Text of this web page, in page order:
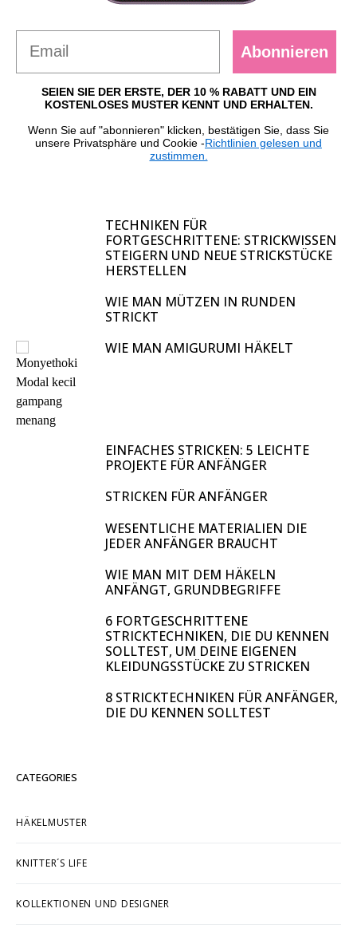
Abonnieren
SEIEN SIE DER ERSTE, DER 10 % RABATT UND EIN
KOSTENLOSES MUSTER KENNT UND ERHALTEN.
Wenn Sie auf "abonnieren" klicken, bestätigen Sie, dass Sie
unsere Privatsphäre und Cookie -Richtlinien gelesen und
zustimmen.
TECHNIKEN FÜR
FORTGESCHRITTENE: STRICKWISSEN
STEIGERN UND NEUE STRICKSTÜCKE
HERSTELLEN
WIE MAN MÜTZEN IN RUNDEN
STRICKT
WIE MAN AMIGURUMI HÄKELT
EINFACHES STRICKEN: 5 LEICHTE
PROJEKTE FÜR ANFÄNGER
STRICKEN FÜR ANFÄNGER
WESENTLICHE MATERIALIEN DIE
JEDER ANFÄNGER BRAUCHT
WIE MAN MIT DEM HÄKELN
ANFÄNGT, GRUNDBEGRIFFE
6 FORTGESCHRITTENE
STRICKTECHNIKEN, DIE DU KENNEN
SOLLTEST, UM DEINE EIGENEN
KLEIDUNGSSTÜCKE ZU STRICKEN
8 STRICKTECHNIKEN FÜR ANFÄNGER,
DIE DU KENNEN SOLLTEST
CATEGORIES
HÄKELMUSTER
KNITTER´S LIFE
KOLLEKTIONEN UND DESIGNER